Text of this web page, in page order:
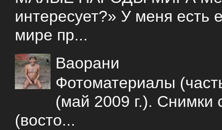
интересует?» У меня есть
мире пр...
Ваорани
Фотоматериалы
(май 2009 г.). Снимки
(восто...